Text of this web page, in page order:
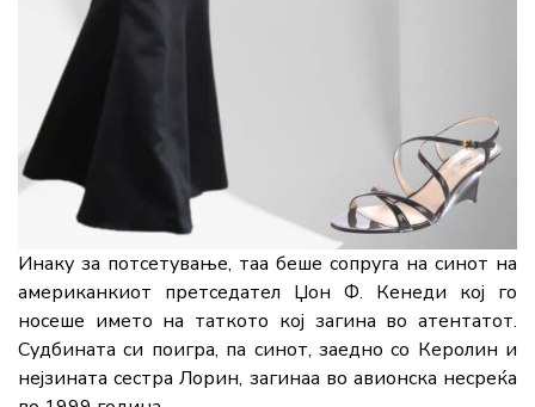
Инаку за потсетување, таа беше сопруга на синот на
американкиот претседател Џон Ф. Кенеди кој го
носеше името на таткото кој загина во атентатот.
Судбината си поигра, па синот, заедно со Керолин и
нејзината сестра Лорин, загинаа во авионска несреќа